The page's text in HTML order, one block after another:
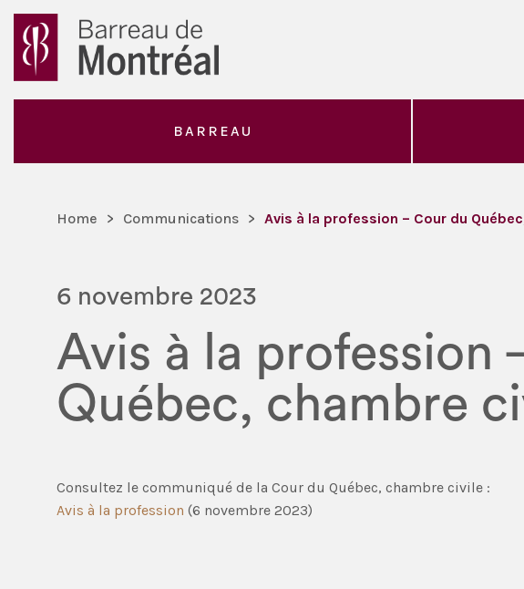
BARREAU
Home > Communications > Avis à la profession – Cour du
6 novembre 2023
Avis à la profession
Québec, chambre
Consultez le communiqué de la Cour du Québec, chambre civile :
Avis à la profession (6 novembre 2023)